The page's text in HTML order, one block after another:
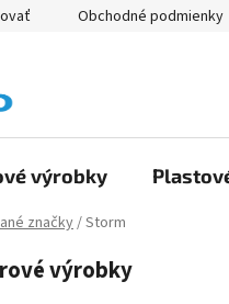
Obchodné podmienky
výrobky
značky/Storm
výrobky